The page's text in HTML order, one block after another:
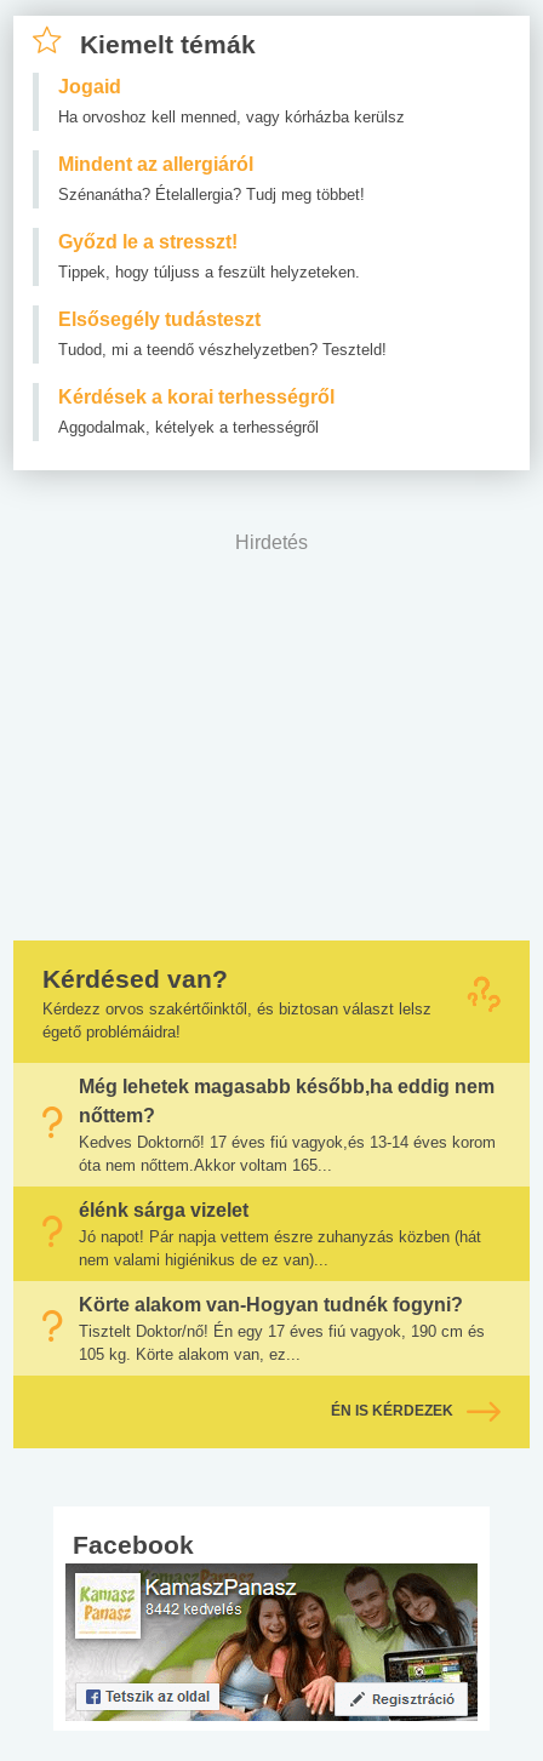
Kiemelt témák
Jogaid
Ha orvoshoz kell menned, vagy kórházba kerülsz
Mindent az allergiáról
Szénanátha? Ételallergia? Tudj meg többet!
Győzd le a stresszt!
Tippek, hogy túljuss a feszült helyzeteken.
Elsősegély tudásteszt
Tudod, mi a teendő vészhelyzetben? Teszteld!
Kérdések a korai terhességről
Aggodalmak, kételyek a terhességről
Hirdetés
Kérdésed van?
Kérdezz orvos szakértőinktől, és biztosan választ lelsz
égető problémáidra!
Még lehetek magasabb később,ha eddig nem
nőttem?
Kedves Doktornő! 17 éves fiú vagyok,és 13-14 éves korom
óta nem nőttem.Akkor voltam 165...
élénk sárga vizelet
Jó napot! Pár napja vettem észre zuhanyzás közben (hát
nem valami higiénikus de ez van)...
Körte alakom van-Hogyan tudnék fogyni?
Tisztelt Doktor/nő! Én egy 17 éves fiú vagyok, 190 cm és
105 kg. Körte alakom van, ez...
ÉN IS KÉRDEZEK
Facebook